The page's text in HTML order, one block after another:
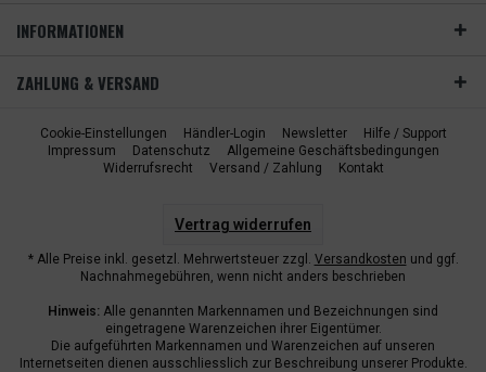
INFORMATIONEN
ZAHLUNG & VERSAND
Cookie-Einstellungen Händler-Login Newsletter
Hilfe / Support
Impressum
Datenschutz
Allgemeine Geschäftsbedingungen
Widerrufsrecht
Versand / Zahlung Kontakt
Vertrag widerrufen
* Alle Preise inkl. gesetzl. Mehrwertsteuer zzgl. Versandkosten und ggf.
Nachnahmegebühren, wenn nicht anders beschrieben
Hinweis: Alle genannten Markennamen und Bezeichnungen sind
eingetragene Warenzeichen ihrer Eigentümer.
Die aufgeführten Markennamen und Warenzeichen auf unseren
Internetseiten dienen ausschliesslich zur Beschreibung unserer Produkte.